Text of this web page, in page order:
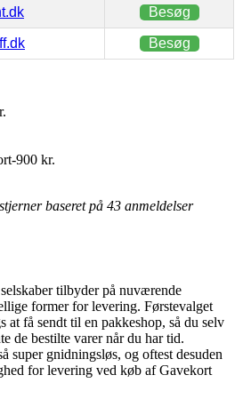
Besøg
Besøg
900 kr.
baseret på 43 anmeldelser
tilbyder på nuværende
former for levering. Førstevalget
at få sendt til en pakkeshop, så du selv
de bestilte varer når du har tid.
super gnidningsløs, og oftest desuden
for levering ved køb af Gavekort